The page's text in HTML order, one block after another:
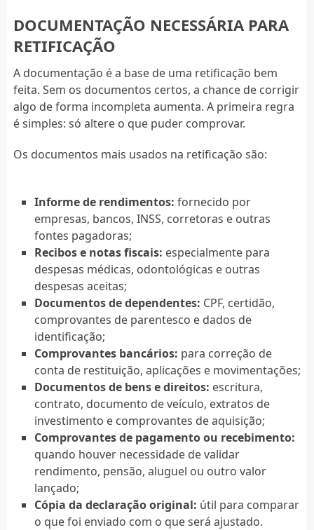
DOCUMENTAÇÃO NECESSÁRIA PARA
RETIFICAÇÃO
A documentação é a base de uma retificação bem
feita. Sem os documentos certos, a chance de corrigir
algo de forma incompleta aumenta. A primeira regra
é simples: só altere o que puder comprovar.
Os documentos mais usados na retificação são:
Informe de rendimentos: fornecido por
empresas, bancos, INSS, corretoras e outras
fontes pagadoras;
Recibos e notas fiscais: especialmente para
despesas médicas, odontológicas e outras
despesas aceitas;
Documentos de dependentes: CPF, certidão,
comprovantes de parentesco e dados de
identificação;
Comprovantes bancários: para correção de
conta de restituição, aplicações e movimentações;
Documentos de bens e direitos: escritura,
contrato, documento de veículo, extratos de
investimento e comprovantes de aquisição;
Comprovantes de pagamento ou recebimento:
quando houver necessidade de validar
rendimento, pensão, aluguel ou outro valor
lançado;
Cópia da declaração original: útil para comparar
o que foi enviado com o que será ajustado.